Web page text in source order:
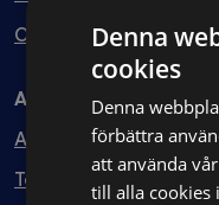
Ombud
Avtal
Avtalshantering
Testa kostnadsfritt
Denna
cookies
Denna
förbättra
att använda
till alla cookies